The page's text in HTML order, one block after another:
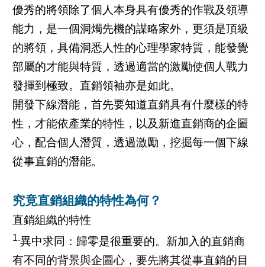
優秀的將領除了個人本身具有優秀的作戰及領導
能力，是一個洞燭先機的謀略家外，更須是頂級
的將領，具備洞悉人性的心理學家特質，能發覺
部屬的才能與特質，透過適當的激勵使個人戰力
發揮到極致。直銷領袖亦是如此。
開發下線潛能，首先要知道直銷具有什麼樣的特
性，才能依產業的特性，以及新進直銷商的企圖
心，配合個人潛質，透過激勵，挖掘每一個下線
從事直銷的潛能。
究竟直銷組織的特性為何？
直銷組織的特性
1.異中求同：歸零是很重要的。新加入的直銷商
有不同的背景與企圖心，要先將其從事直銷的目